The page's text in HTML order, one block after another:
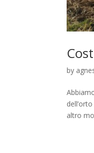
by
altro